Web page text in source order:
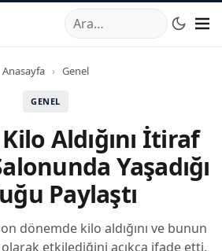
Beylikdüzü34520TRTelefon:0850
Anasayfa › Genel
GENEL
Aldığını İtiraf
Yaşadığı
Paylaştı
dönemde kilo aldığını ve bunun
etkilediğini açıkça ifade etti.